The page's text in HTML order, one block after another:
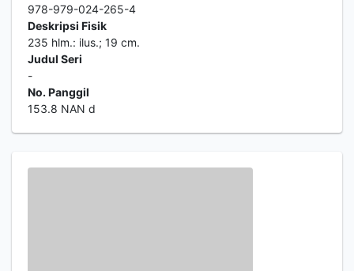
978-979-024-265-4
Deskripsi Fisik
235 hlm.: ilus.; 19 cm.
Judul Seri
-
No. Panggil
153.8 NAN d